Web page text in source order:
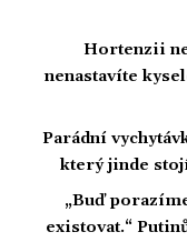
Hortenzii
nenastavíte
Parádní
který jinde
„Buď
existovat.“